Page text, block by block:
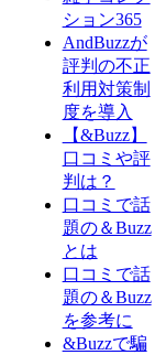
ション365
AndBuzzが
評判の不正
利用対策制
度を導入
【&Buzz】
口コミや評
判は？
口コミで話
題の＆Buzz
とは
口コミで話
題の＆Buzz
を参考に
&Buzzで騙